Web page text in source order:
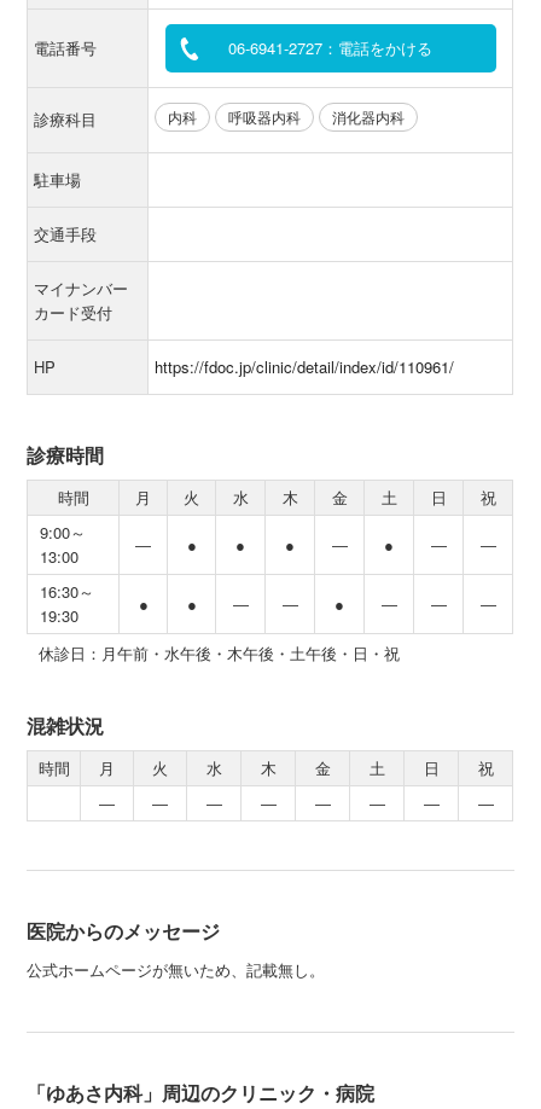
電話番号 06-6941-2727：電話をかける
診療科目 内科 呼吸器内科 消化器内科
駐車場
交通手段
マイナンバー
カード受付
HP https://fdoc.jp/clinic/detail/index/id/110961/
診療時間
時間 月 火 水 木 金 土 日
祝
9:00～
13:00
― ● ● ● ― ● ― ―
16:30～
19:30
● ● ― ― ● ― ― ―
休診日：月午前・水午後・木午後・土午後・日・祝
混雑状況
時間 月 火 水 木 金 土 日
祝
―
― ― ― ― ― ― ―
医院からのメッセージ
公式ホームページが無いため、記載無し。
「ゆあさ内科」周辺のクリニック・病院